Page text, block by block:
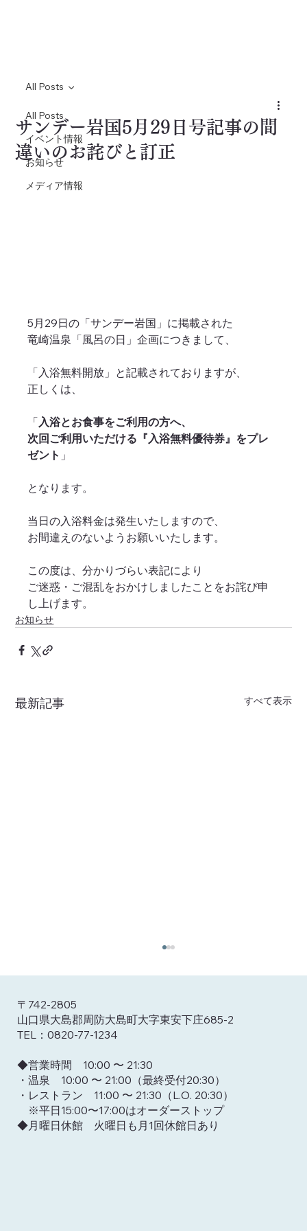
All Posts
イベント情報
お知らせ
メディア情報
All Posts
サンデー岩国5月29日号記事の間
違いのお詫びと訂正
5月29日の「サンデー岩国」に掲載された
竜崎温泉「風呂の日」企画につきまして、
「入浴無料開放」と記載されておりますが、
正しくは、
「 入浴とお食事をご利用の方へ、
次回ご利用いただける『入浴無料優待券』をプレ
ゼント 」
となります。
当日の入浴料金は発生いたしますので、
お間違えのないようお願いいたします。
この度は、分かりづらい表記により
ご迷惑・ご混乱をおかけしましたことをお詫び申
し上げます。
お知らせ
最新記事 すべて表示
6/21開催｜サッカー日本代表戦をみんな
〒742-2805
山口県大島郡周防大島町大字東安下庄685-2
TEL：0820-77-1234
​◆営業時間 10:00 〜 21:30
・温泉 10:00 〜 21:00（最終受付20:30）
・レストラン 11:00 〜 21:30（L.O. 20:30）
※平日15:00〜17:00はオーダーストップ​
​◆月曜日休館 火曜日も月1回休館日あり